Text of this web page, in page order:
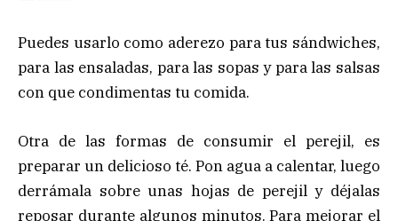
Puedes usarlo como aderezo para tus sándwiches,
para las ensaladas, para las sopas y para las salsas
con que condimentas tu comida.
Otra de las formas de consumir el perejil, es
preparar un delicioso té. Pon agua a calentar, luego
derrámala sobre unas hojas de perejil y déjalas
reposar durante algunos minutos. Para mejorar el